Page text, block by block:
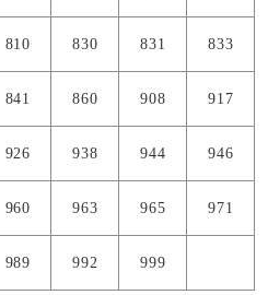
810 830 831 833
841 860 908 917
926 938 944 946
960 963 965 971
989 992 999